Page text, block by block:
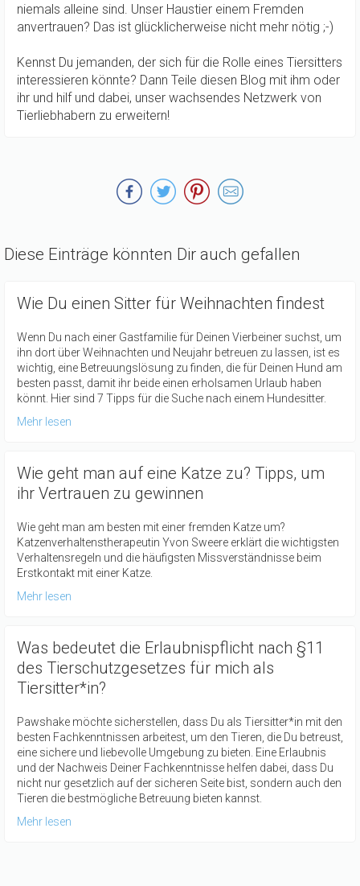
niemals alleine sind. Unser Haustier einem Fremden
anvertrauen? Das ist glücklicherweise nicht mehr nötig ;-)
Kennst Du jemanden, der sich für die Rolle eines Tiersitters
interessieren könnte? Dann Teile diesen Blog mit ihm oder
ihr und hilf und dabei, unser wachsendes Netzwerk von
Tierliebhabern zu erweitern!
Diese Einträge könnten Dir auch gefallen
Wie Du einen Sitter für Weihnachten findest
Wenn Du nach einer Gastfamilie für Deinen Vierbeiner suchst, um
ihn dort über Weihnachten und Neujahr betreuen zu lassen, ist es
wichtig, eine Betreuungslösung zu finden, die für Deinen Hund am
besten passt, damit ihr beide einen erholsamen Urlaub haben
könnt. Hier sind 7 Tipps für die Suche nach einem Hundesitter.
Mehr lesen
Wie geht man auf eine Katze zu? Tipps, um
ihr Vertrauen zu gewinnen
Wie geht man am besten mit einer fremden Katze um?
Katzenverhaltenstherapeutin Yvon Sweere erklärt die wichtigsten
Verhaltensregeln und die häufigsten Missverständnisse beim
Erstkontakt mit einer Katze.
Mehr lesen
Was bedeutet die Erlaubnispflicht nach §11
des Tierschutzgesetzes für mich als
Tiersitter*in?
Pawshake möchte sicherstellen, dass Du als Tiersitter*in mit den
besten Fachkenntnissen arbeitest, um den Tieren, die Du betreust,
eine sichere und liebevolle Umgebung zu bieten. Eine Erlaubnis
und der Nachweis Deiner Fachkenntnisse helfen dabei, dass Du
nicht nur gesetzlich auf der sicheren Seite bist, sondern auch den
Tieren die bestmögliche Betreuung bieten kannst.
Mehr lesen